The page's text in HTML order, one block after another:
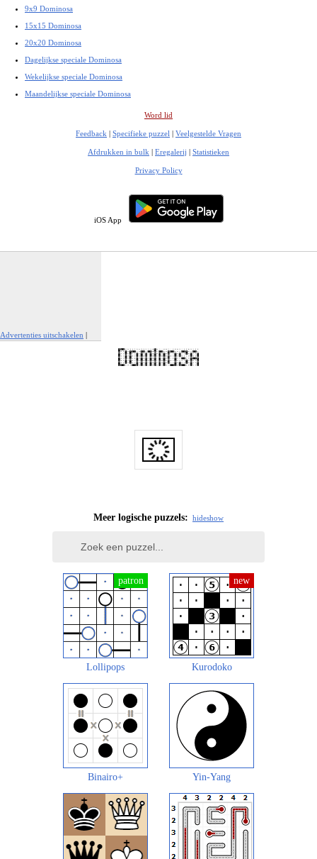
9x9 Dominosa
15x15 Dominosa
20x20 Dominosa
Dagelijkse speciale Dominosa
Wekelijkse speciale Dominosa
Maandelijkse speciale Dominosa
Word lid
Feedback | Specifieke puzzel | Veelgestelde Vragen
Afdrukken in bulk | Eregalerij | Statistieken
Privacy Policy
iOS App
Advertenties uitschakelen |
Meer logische puzzels: hideshow
Lollipops Kurodoko
Binairo+ Yin-Yang